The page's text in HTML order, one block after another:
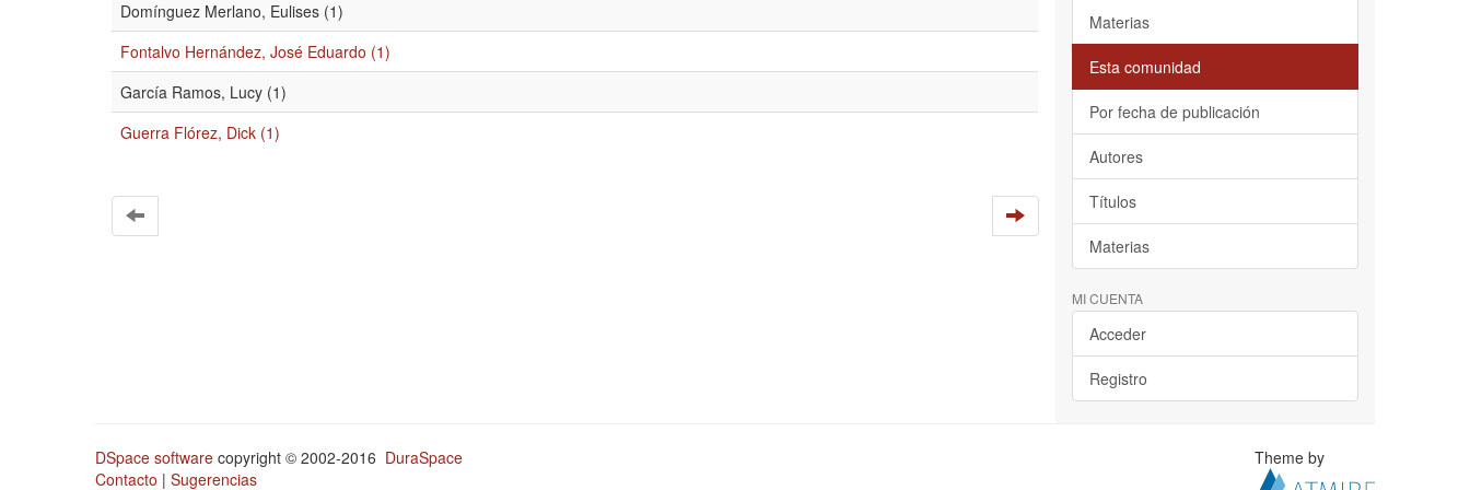
Domínguez Merlano, Eulises (1)
Fontalvo Hernández, José Eduardo (1)
García Ramos, Lucy (1)
Guerra Flórez, Dick (1)
Materias
Esta comunidad
Por fecha de publicación
Autores
Títulos
Materias
MI CUENTA
Acceder
Registro
DSpace software copyright © 2002-2016 DuraSpace
Contacto | Sugerencias
Theme by